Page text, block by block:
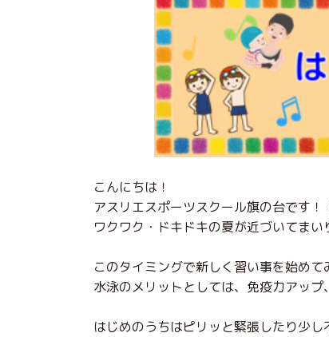
こんにちは！
アスリエスポーツスクール旗の台です！
ワクワク・ドキドキの夏が近づいてま
このタイミングで新しく習い事を始めて
水泳のメリットとしては、免疫力アッ
はじめのうちはピリッと緊張したり少